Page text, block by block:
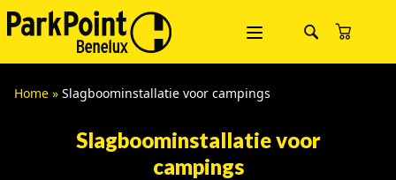
Home » Slagboominstallatie voor campings
Slagboominstallatie voor
campings